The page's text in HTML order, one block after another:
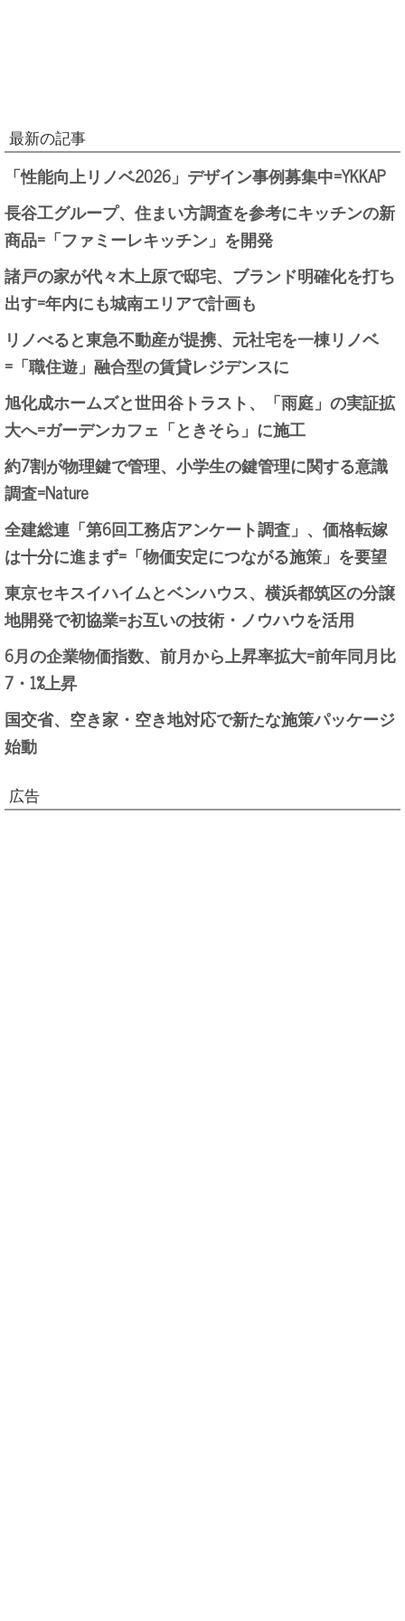
最新の記事
「性能向上リノベ2026」デザイン事例募集中=YKKAP
長谷工グループ、住まい方調査を参考にキッチンの新
商品=「ファミーレキッチン」を開発
諸戸の家が代々木上原で邸宅、ブランド明確化を打ち
出す=年内にも城南エリアで計画も
リノべると東急不動産が提携、元社宅を一棟リノベ
=「職住遊」融合型の賃貸レジデンスに
旭化成ホームズと世田谷トラスト、「雨庭」の実証拡
大へ=ガーデンカフェ「ときそら」に施工
約7割が物理鍵で管理、小学生の鍵管理に関する意識
調査=Nature
全建総連「第6回工務店アンケート調査」、価格転嫁
は十分に進まず=「物価安定につながる施策」を要望
東京セキスイハイムとベンハウス、横浜都筑区の分譲
地開発で初協業=お互いの技術・ノウハウを活用
6月の企業物価指数、前月から上昇率拡大=前年同月比
7・1%上昇
国交省、空き家・空き地対応で新たな施策パッケージ
始動
広告